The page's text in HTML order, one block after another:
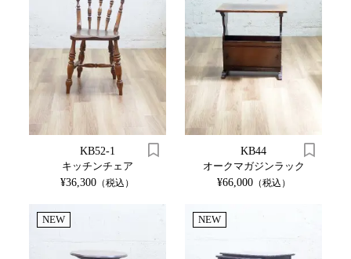
KB52-1
キッチンチェア
¥36,300 （税込）
KB44
オークマガジンラック
¥66,000（税込）
NEW NEW